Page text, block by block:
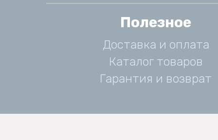
Полезное
Доставка и оплата
Каталог товаров
Гарантия и возврат